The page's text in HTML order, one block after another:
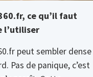
ce qu’il faut
l’utiliser
peut sembler dense
Pas de panique, c’est